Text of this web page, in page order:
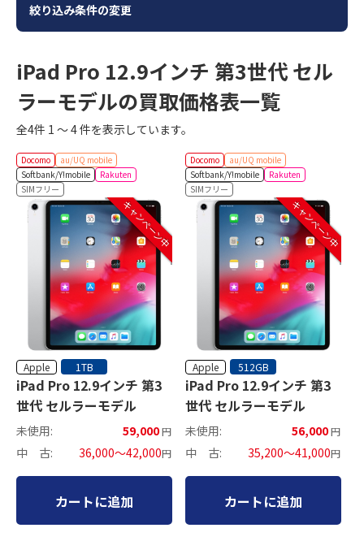
絞り込み条件の変更
iPad Pro 12.9インチ 第3世代 セル
ラーモデルの買取価格表一覧
全4件 1 ～ 4 件を表示しています。
Docomo
au/UQ mobile
Softbank/Y!mobile
Rakuten
SIMフリー
キャンペーン中
Apple 1TB
iPad Pro 12.9インチ 第3
世代 セルラーモデル
未使用: 59,000円
中 古: 36,000～42,000円
カートに追加
Docomo
au/UQ mobile
Softbank/Y!mobile
Rakuten
SIMフリー
キャンペーン中
Apple 512GB
iPad Pro 12.9インチ 第3
世代 セルラーモデル
未使用: 56,000円
中 古: 35,200～41,000円
カートに追加